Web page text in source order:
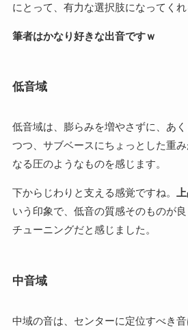
にとって、有力な選択肢になってくれ
筆者はかなり好きな出音ですｗ
低音域
低音域は、膨らみを増やさずに、あ
つつ、サブベースにちょっとした重
なる圧のようなものを感じます。
下からじわりと支える感覚ですね。
いう印象で、低音の質感そのものが
チューニングだと感じました。
中音域
中域の音は、センターに定位すべき